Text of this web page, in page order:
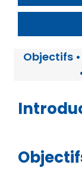
Objectifs •